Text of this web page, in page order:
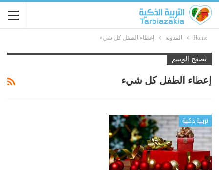
Home المدونة إعطاء الطفل كل شيء
تصفح الوسم
إعطاء الطفل كل شيء
تربية ذكية